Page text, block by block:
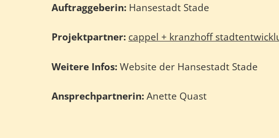
Auftraggeberin: Hansestadt Stade
Projektpartner: cappel + kranzhoff
Weitere Infos:Website der Hansestadt Stade
Ansprechpartnerin:Anette Quast